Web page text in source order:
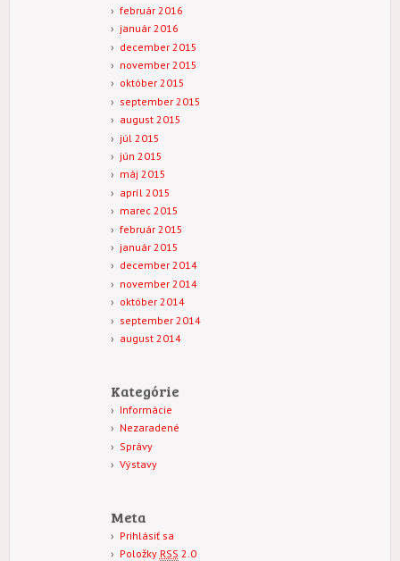
február 2016
január 2016
december 2015
november 2015
október 2015
september 2015
august 2015
júl 2015
jún 2015
máj 2015
apríl 2015
marec 2015
február 2015
január 2015
december 2014
november 2014
október 2014
september 2014
august 2014
Kategórie
Informácie
Nezaradené
Správy
Výstavy
Meta
Prihlásiť sa
Položky RSS 2.0